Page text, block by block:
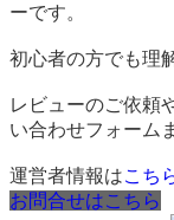
ーです。
初心者の方でも理
レビューのご依頼
い合わせフォーム
運営者情報はこち
お問合せはこちら